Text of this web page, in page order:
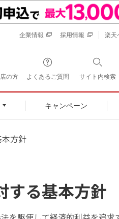
企業情報 採用情報 楽天
の方 よくあるご質問 サイト内検索
キャンペーン
方針
する基本方針